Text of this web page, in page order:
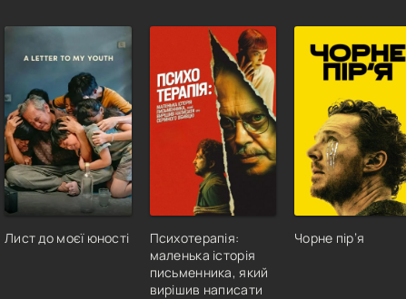
Лист до моєї юності
Психотерапія:
маленька історія
письменника, який
вирішив написати
Чорне пір’я